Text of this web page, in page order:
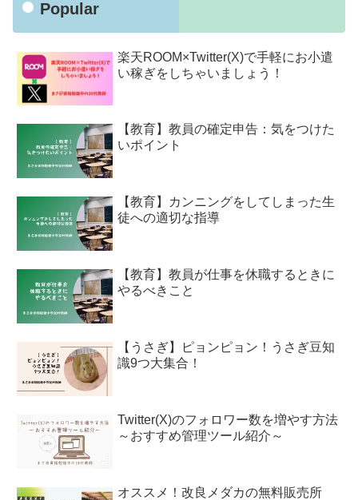
Popular
楽天ROOM×Twitter(X)で手軽にお小遣
い稼ぎをしちゃいましょう！
【教育】教員の確定申告：気をつけた
いポイント
【教育】カンニングをしてしまった生
徒への適切な指導
【教育】教員が仕事を休職するときに
やるべきこと
【うさぎ】ピョンピョン！うさぎ豆知
識9つ大集合！
Twitter(X)のフォロワー数を増やす方法
～おすすめ管理ツール紹介～
オススメ！改良メダカの無料販売所